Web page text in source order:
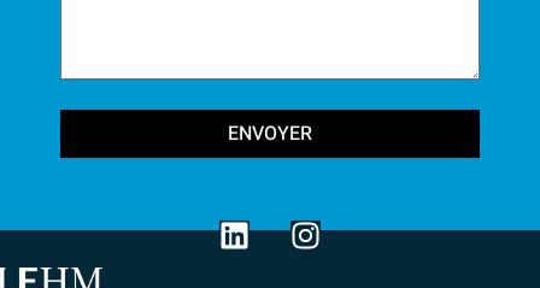
ENVOYER
L
i
I
n